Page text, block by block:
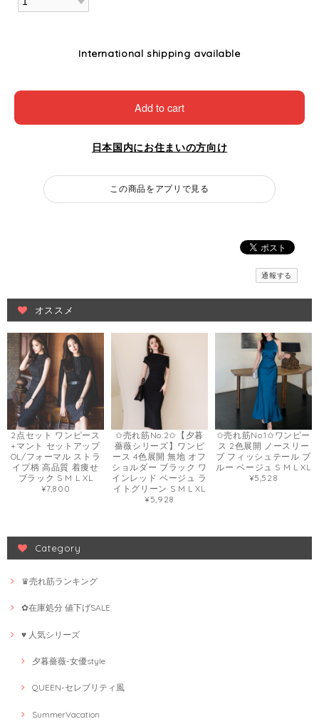
International shipping available
Add to cart
日本国内にお住まいの方向け
この商品をアプリで見る
通報する
オススメ
2点セット ワンピース
+マント セットアップ
OL/フォーマル ストラ
イプ柄 高品質 着痩せ
ブラック S M L XL
¥7,800
✩売れ筋No.2✩【夕暮
薔薇シリーズ】ワンピ
ース 4色展開 無地 オフ
ショルダー ブラック ワ
インレッド ベージュ ラ
イトグリーン S M L XL
¥5,928
✩売れ筋No.1✩ワンピー
ス 2色展開 ノースリー
ブ フィッシュテール ブ
ルー ベージュ S M L XL
¥5,528
Category
♛売れ筋ランキング
✿在庫処分 値下げSALE
♥ 人気シリーズ
夕暮薔薇-女優style
QUEEN-セレブリティ風
SummerVacation